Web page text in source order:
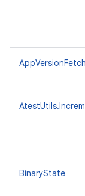
BinaryState